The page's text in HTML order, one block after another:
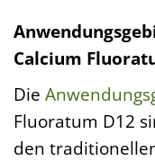
Calcium
Die
Fluoratum D12
den